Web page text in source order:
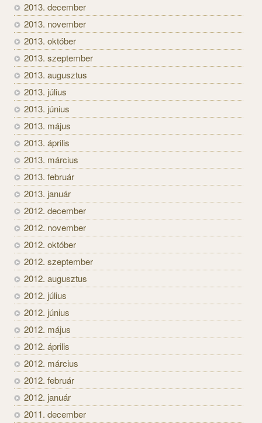
2013. december
2013. november
2013. október
2013. szeptember
2013. augusztus
2013. július
2013. június
2013. május
2013. április
2013. március
2013. február
2013. január
2012. december
2012. november
2012. október
2012. szeptember
2012. augusztus
2012. július
2012. június
2012. május
2012. április
2012. március
2012. február
2012. január
2011. december